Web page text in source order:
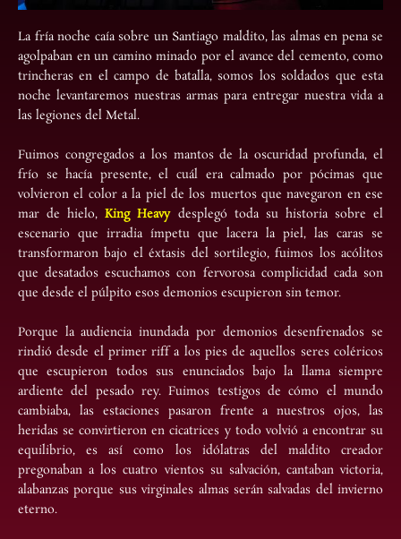
La fría noche caía sobre un Santiago maldito, las almas en pena se
agolpaban en un camino minado por el avance del cemento, como
trincheras en el campo de batalla, somos los soldados que esta
noche levantaremos nuestras armas para entregar nuestra vida a
las legiones del Metal.
Fuimos congregados a los mantos de la oscuridad profunda, el
frío se hacía presente, el cuál era calmado por pócimas que
volvieron el color a la piel de los muertos que navegaron en ese
mar de hielo,King Heavydesplegó toda su historia sobre el
escenario que irradia ímpetu que lacera la piel, las caras se
transformaron bajo el éxtasis del sortilegio, fuimos los acólitos
que desatados escuchamos con fervorosa complicidad cada son
que desde el púlpito esos demonios escupieron sin temor.
Porque la audiencia inundada por demonios desenfrenados se
rindió desde el primer riff a los pies de aquellos seres coléricos
que escupieron todos sus enunciados bajo la llama siempre
ardiente del pesado rey. Fuimos testigos de cómo el mundo
cambiaba, las estaciones pasaron frente a nuestros ojos, las
heridas se convirtieron en cicatrices y todo volvió a encontrar su
equilibrio, es así como los idólatras del maldito creador
pregonaban a los cuatro vientos su salvación, cantaban victoria,
alabanzas porque sus virginales almas serán salvadas del invierno
eterno.